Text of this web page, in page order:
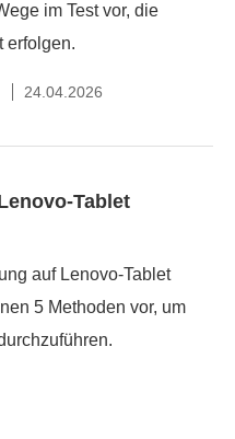
im Test vor, die
erfolgen.
24.04.2026
Tablet
auf Lenovo-Tablet
5 Methoden vor, um